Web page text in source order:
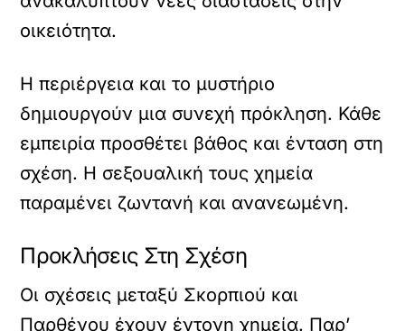
οικειότητα.
Η περιέργεια και το μυστήριο
δημιουργούν μια συνεχή πρόκληση. Κάθε
εμπειρία προσθέτει βάθος και ένταση στη
σχέση. Η σεξουαλική τους χημεία
παραμένει ζωντανή και ανανεωμένη.
Προκλήσεις Στη Σχέση
Οι σχέσεις μεταξύ Σκορπιού και
Παρθένου έχουν έντονη χημεία. Παρ’